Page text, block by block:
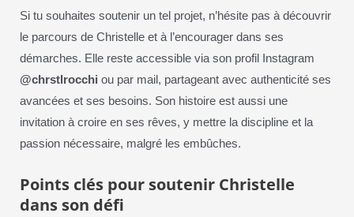
Si tu souhaites soutenir un tel projet, n’hésite pas à découvrir
le parcours de Christelle et à l’encourager dans ses
démarches. Elle reste accessible via son profil Instagram
@chrstlrocchi ou par mail, partageant avec authenticité ses
avancées et ses besoins. Son histoire est aussi une
invitation à croire en ses rêves, y mettre la discipline et la
passion nécessaire, malgré les embûches.
Points clés pour soutenir Christelle
dans son défi